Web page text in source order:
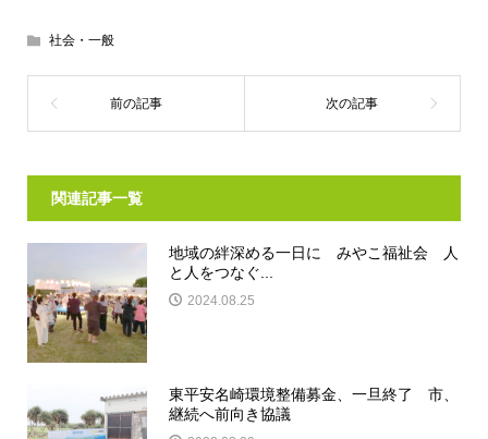
社会・一般
関連記事一覧
地域の絆深める一日に みやこ福祉会 人
と人をつなぐ...
2024.08.25
東平安名崎環境整備募金、一旦終了 市、
継続へ前向き協議